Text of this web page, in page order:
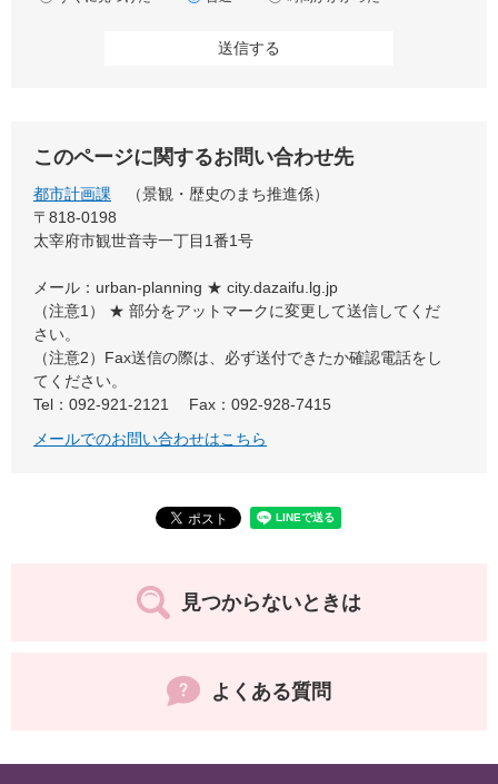
このページに関するお問い合わせ先
都市計画課
景観・歴史のまち推進係
〒818-0198
太宰府市観世音寺一丁目1番1号
メール：urban-planning ★ city.dazaifu.lg.jp
（注意1） ★ 部分をアットマークに変更して送信してくだ
さい。
（注意2）Fax送信の際は、必ず送付できたか確認電話をし
てください。
Tel：092-921-2121
Fax：092-928-7415
メールでのお問い合わせはこちら
見つからないときは
よくある質問